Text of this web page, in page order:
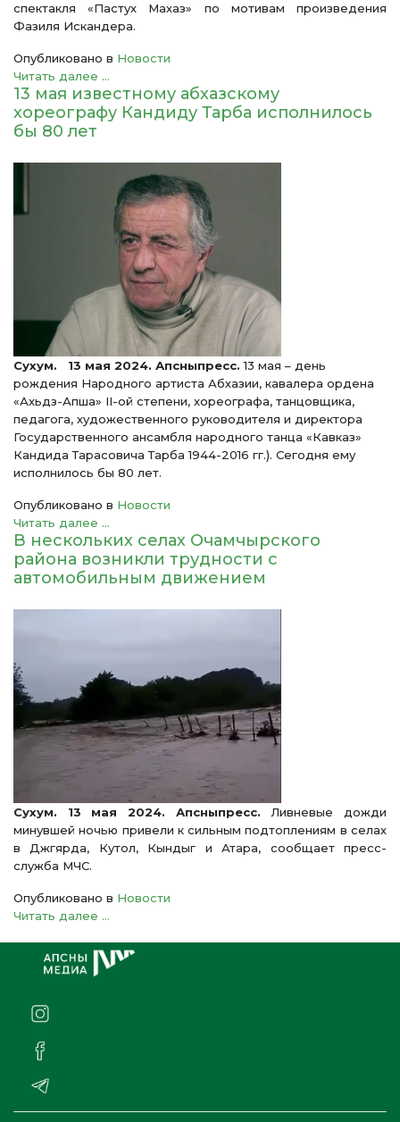
спектакля «Пастух Махаз» по мотивам произведения
Фазиля Искандера.
Опубликовано в Новости
Читать далее ...
13 мая известному абхазскому
хореографу Кандиду Тарба исполнилось
бы 80 лет
Сухум. 13 мая 2024. Апсныпресс. 13 мая – день
рождения Народного артиста Абхазии, кавалера ордена
«Ахьдз-Апша» II-ой степени, хореографа, танцовщика,
педагога, художественного руководителя и директора
Государственного ансамбля народного танца «Кавказ»
Кандида Тарасовича Тарба 1944-2016 гг.). Сегодня ему
исполнилось бы 80 лет.
Опубликовано в Новости
Читать далее ...
В нескольких селах Очамчырского
района возникли трудности с
автомобильным движением
Сухум. 13 мая 2024. Апсныпресс. Ливневые дожди
минувшей ночью привели к сильным подтоплениям в селах
в Джгярда, Кутол, Кындыг и Атара, сообщает пресс-
служба МЧС.
Опубликовано в Новости
Читать далее ...